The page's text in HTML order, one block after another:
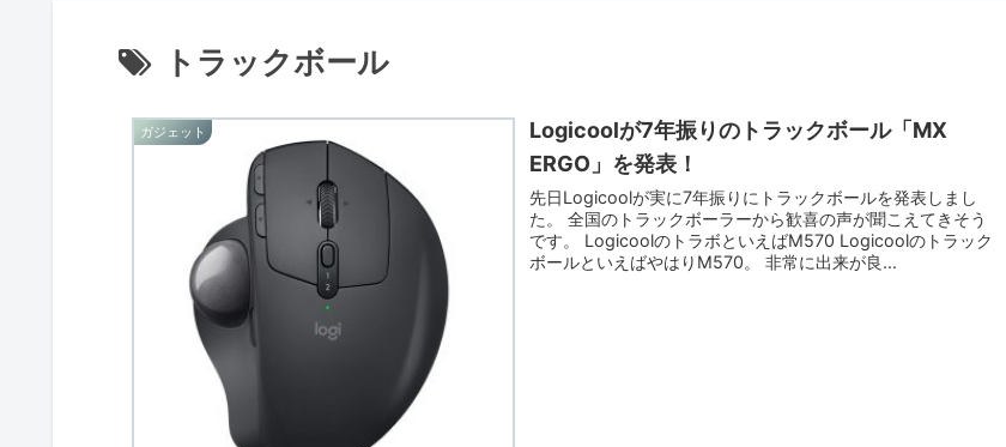
トラックボール
ガジェット
Logicoolが7年振りのトラックボール「MX
ERGO」を発表！
先日Logicoolが実に7年振りにトラックボールを発表しまし
た。 全国のトラックボーラーから歓喜の声が聞こえてきそう
です。 LogicoolのトラボといえばM570 Logicoolのトラック
ボールといえばやはりM570。 非常に出来が良...